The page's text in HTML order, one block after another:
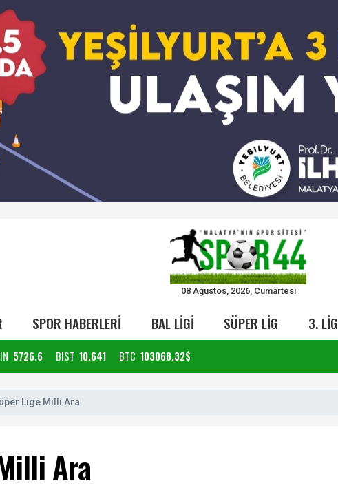
08 Ağustos, 2026, Cumartesi
SPOR HABERLERİ BAL LİGİ SÜPER LİG 3. LİG
5726.6 BIST 10.641 BTC 103068.32$
Lige Milli Ara
Ara